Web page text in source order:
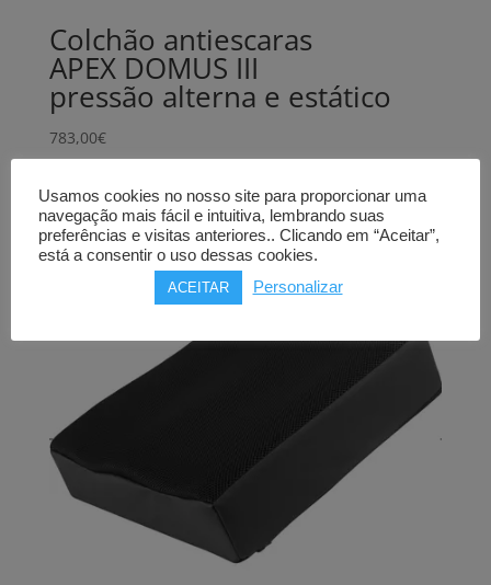
Colchão antiescaras
APEX DOMUS III
pressão alterna e estático
783,00€
Usamos cookies no nosso site para proporcionar uma
navegação mais fácil e intuitiva, lembrando suas
preferências e visitas anteriores.. Clicando em “Aceitar”,
está a consentir o uso dessas cookies.
ACEITAR Personalizar